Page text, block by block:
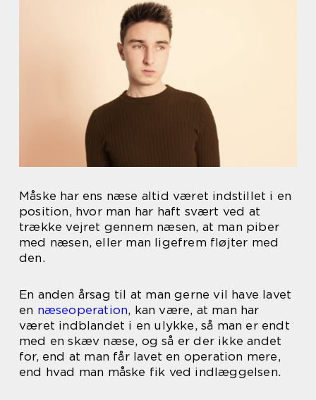
Måske har ens næse altid været indstillet i en
position, hvor man har haft svært ved at
trække vejret gennem næsen, at man piber
med næsen, eller man ligefrem fløjter med
den.
En anden årsag til at man gerne vil have lavet
en næseoperation, kan være, at man har
været indblandet i en ulykke, så man er endt
med en skæv næse, og så er der ikke andet
for, end at man får lavet en operation mere,
end hvad man måske fik ved indlæggelsen.